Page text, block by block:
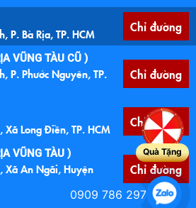
P. Bà Rịa, TP. HCM Chỉ đường
VŨNG TÀU CŨ )
P. Phước Nguyên, TP.
Chỉ đường
Long Điền, TP. HCM Chỉ đường
VŨNG TÀU )
Xã An Ngãi, Huyện
Chỉ đường
Quà Tặng
0909 786 297